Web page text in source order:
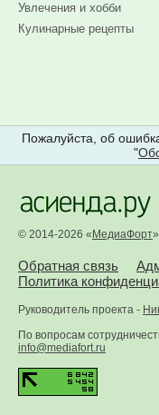
Увлечения и хобби
Кулинарные рецепты
Пожалуйста, об
"
© 2014-2026 « МедиаФорт»
Обратная связь
Политика
Руководитель проекта -
По вопросам
info@mediafort.ru